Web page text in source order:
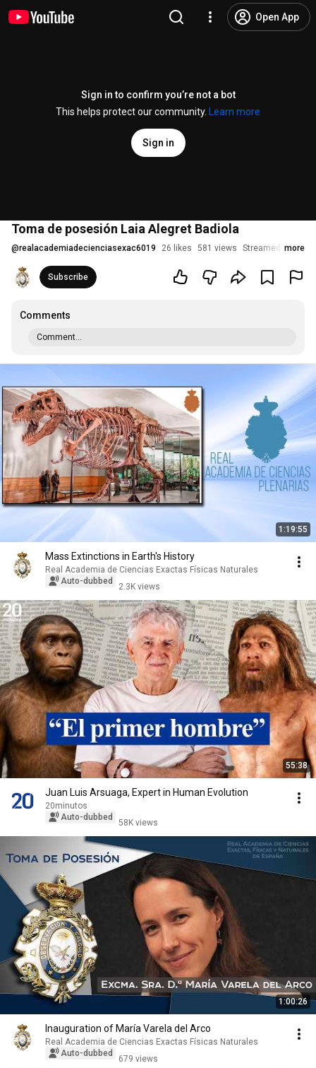
Open App
Sign in to confirm you’re not a bot
This helps protect our community.
Learn more
Sign in
Toma de posesión Laia Alegret Badiola
@realacademiadecienciasexac6019 26 likes 581 views Streamed 3 years
more
Subscribe
Comments
Comment...
1:19:55
Mass Extinctions in Earth's History
Real Academia de Ciencias Exactas Físicas Naturales
Auto-dubbed
2.3K views
55:38
Juan Luis Arsuaga, Expert in Human Evolution
20minutos
Auto-dubbed
58K views
1:00:26
Inauguration of María Varela del Arco
Real Academia de Ciencias Exactas Físicas Naturales
Auto-dubbed
679 views